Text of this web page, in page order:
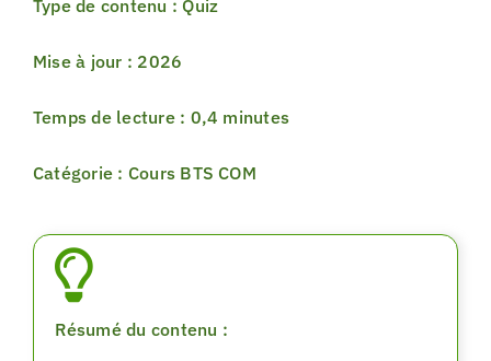
SUPPORT
Type de contenu : Quiz
Mise à jour : 2026
Temps de lecture : 0,4 minutes
Catégorie : Cours BTS COM
Résumé du contenu :